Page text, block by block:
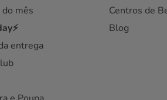
mês
entrega
Centros de
Blog